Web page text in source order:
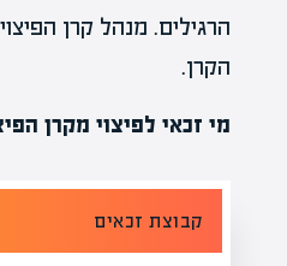
הרגילים. מנהל קרן
הקרן.
מי זכאי לפיצוי מקרן
קבוצת זכאים